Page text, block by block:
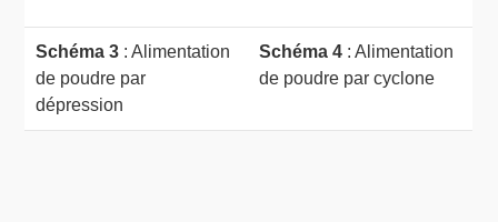
Schéma 3 : Alimentation
de poudre par
dépression
Schéma 4 : Alimentation
de poudre par cyclone